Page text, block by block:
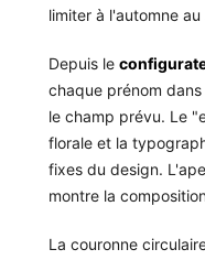
limiter à l'automne
Depuis le
chaque prénom
le champ prévu. Le
florale et la
fixes du design.
montre la
La couronne